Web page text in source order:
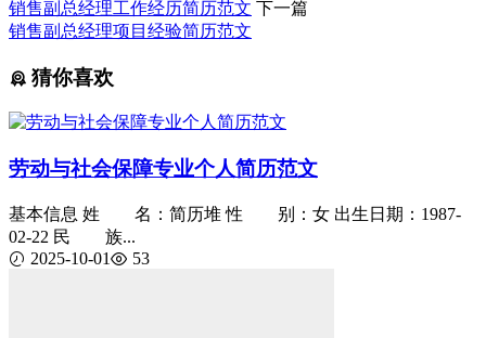
销售副总经理工作经历简历范文 下一篇
销售副总经理项目经验简历范文
猜你喜欢
劳动与社会保障专业个人简历范文
基本信息 姓 名：简历堆 性 别：女 出生日期：1987-
02-22 民 族...
2025-10-01
53